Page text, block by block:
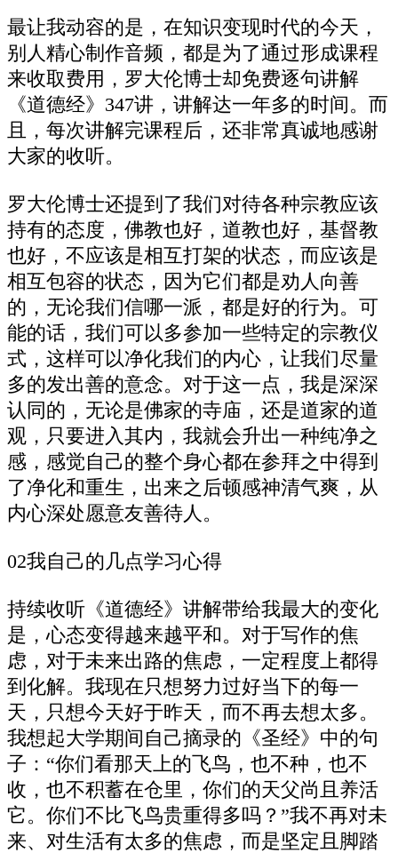
最让我动容的是，在知识变现时代的今天，
别人精心制作音频，都是为了通过形成课程
来收取费用，罗大伦博士却免费逐句讲解
《道德经》347讲，讲解达一年多的时间。而
且，每次讲解完课程后，还非常真诚地感谢
大家的收听。
罗大伦博士还提到了我们对待各种宗教应该
持有的态度，佛教也好，道教也好，基督教
也好，不应该是相互打架的状态，而应该是
相互包容的状态，因为它们都是劝人向善
的，无论我们信哪一派，都是好的行为。可
能的话，我们可以多参加一些特定的宗教仪
式，这样可以净化我们的内心，让我们尽量
多的发出善的意念。对于这一点，我是深深
认同的，无论是佛家的寺庙，还是道家的道
观，只要进入其内，我就会升出一种纯净之
感，感觉自己的整个身心都在参拜之中得到
了净化和重生，出来之后顿感神清气爽，从
内心深处愿意友善待人。
02我自己的几点学习心得
持续收听《道德经》讲解带给我最大的变化
是，心态变得越来越平和。对于写作的焦
虑，对于未来出路的焦虑，一定程度上都得
到化解。我现在只想努力过好当下的每一
天，只想今天好于昨天，而不再去想太多。
我想起大学期间自己摘录的《圣经》中的句
子：“你们看那天上的飞鸟，也不种，也不
收，也不积蓄在仓里，你们的天父尚且养活
它。你们不比飞鸟贵重得多吗？”我不再对未
来、对生活有太多的焦虑，而是坚定且脚踏